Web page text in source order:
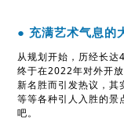
● 充满艺术气息的
从规划开始，历经长
终于在2022年对外开
新名胜而引发热议，其
等等各种引人入胜的景
吧。